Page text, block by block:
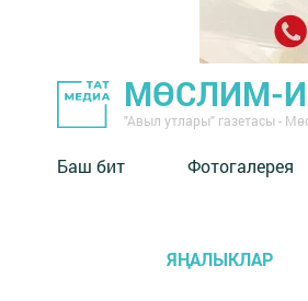
МӨСЛИМ-
"Авыл утлары" газетасы -
Баш бит Фотогалерея
ЯҢАЛЫКЛАР